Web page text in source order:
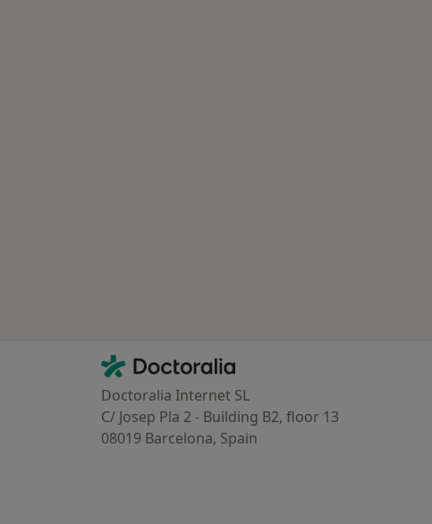
Contacto
Doctoralia - Homepage
Doctoralia Internet SL
C/ Josep Pla 2 - Building B2, floor 13
08019 Barcelona, Spain